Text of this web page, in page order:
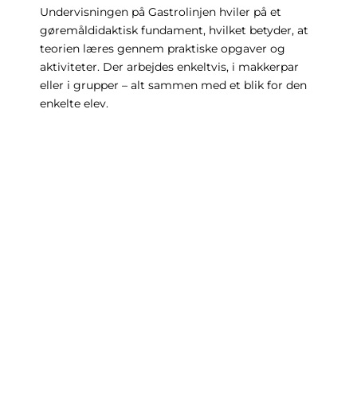
Undervisningen på Gastrolinjen hviler på et
gøremåldidaktisk fundament, hvilket betyder, at
teorien læres gennem praktiske opgaver og
aktiviteter. Der arbejdes enkeltvis, i makkerpar
eller i grupper – alt sammen med et blik for den
enkelte elev.